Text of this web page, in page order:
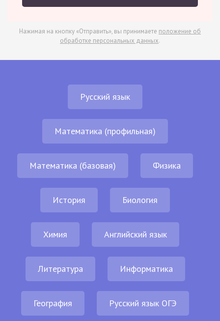
Нажимая на кнопку «Отправить», вы принимаете положение об
обработке персональных данных.
Русский язык
Математика (профильная)
Математика (базовая) Физика
История Биология
Химия Английский язык
Литература Информатика
География Русский язык ОГЭ